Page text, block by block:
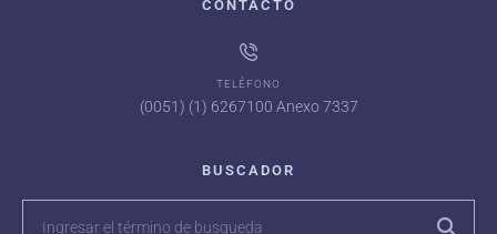
CONTACTO
TELÉFONO
(0051) (1) 6267100 Anexo 7337
BUSCADOR